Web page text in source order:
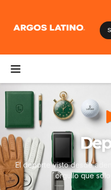
El deporte visto desde
orgullo que solo